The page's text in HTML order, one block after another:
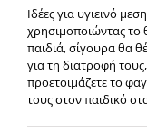
Ιδέες για υγιεινό
χρησιμοποιώντας το
παιδιά, σίγουρα θα
για τη διατροφή
προετοιμάζετε το
τους στον παιδικό